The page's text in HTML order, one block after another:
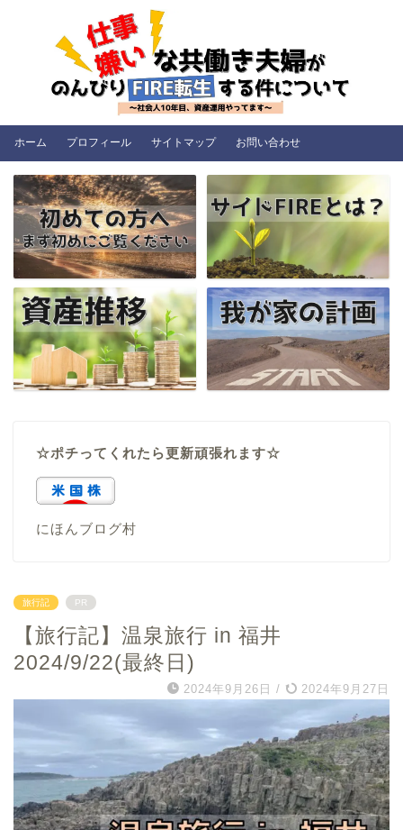
ホーム プロフィール サイトマップ お問い合わせ
☆ポチってくれたら更新頑張れます☆
にほんブログ村
旅行記 PR
【旅行記】温泉旅行 in 福井
2024/9/22(最終日)
2024年9月26日 / 2024年9月27日